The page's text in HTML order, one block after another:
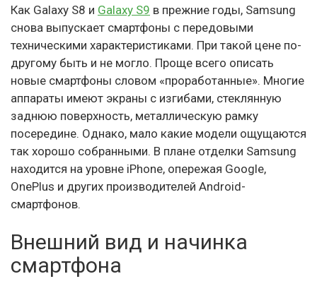
Как Galaxy S8 и Galaxy S9 в прежние годы, Samsung
снова выпускает смартфоны с передовыми
техническими характеристиками. При такой цене по-
другому быть и не могло. Проще всего описать
новые смартфоны словом «проработанные». Многие
аппараты имеют экраны с изгибами, стеклянную
заднюю поверхность, металлическую рамку
посередине. Однако, мало какие модели ощущаются
так хорошо собранными. В плане отделки Samsung
находится на уровне iPhone, опережая Google,
OnePlus и других производителей Android-
смартфонов.
Внешний вид и начинка
смартфона